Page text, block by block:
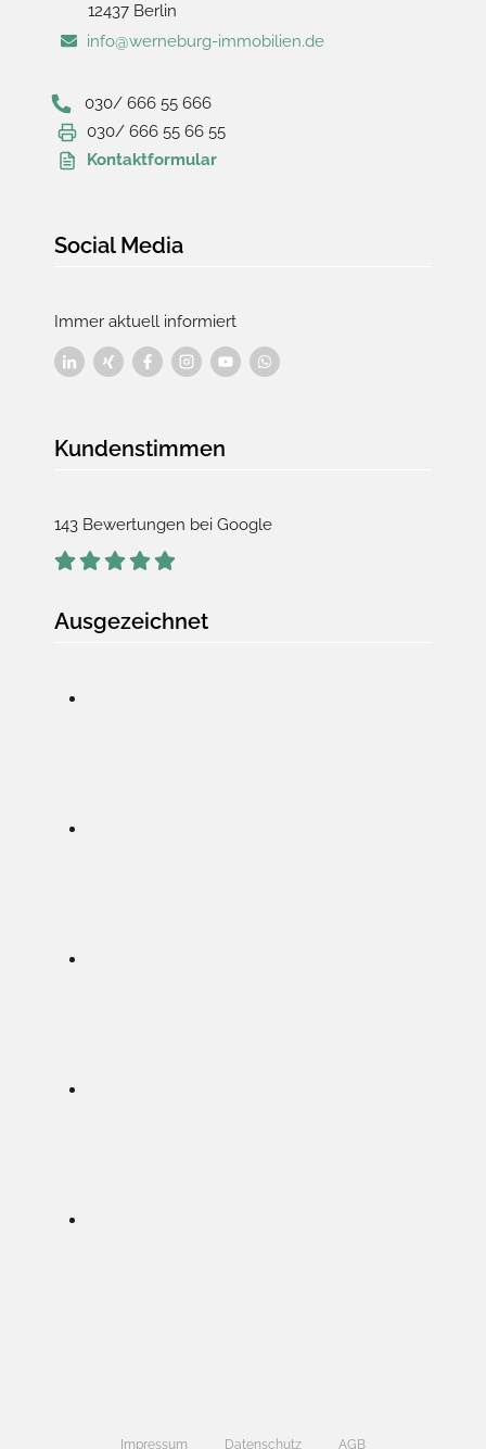
12437 Berlin
info@werneburg-immobilien.de
030/ 666 55 666
030/ 666 55 66 55
Kontaktformular
Social Media
Immer aktuell informiert
Kundenstimmen
143 Bewertungen bei Google
Ausgezeichnet
Impressum Datenschutz AGB